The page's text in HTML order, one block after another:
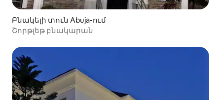
Բնակելի տուն Abuja-ում
Շորթլեթ բնակարան